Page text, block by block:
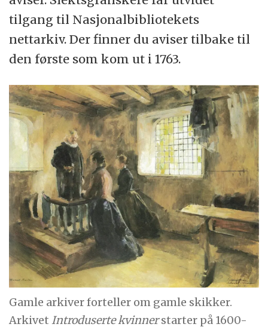
tilgang til Nasjonalbibliotekets
nettarkiv. Der finner du aviser tilbake til
den første som kom ut i 1763.
Gamle arkiver forteller om gamle skikker.
Arkivet Introduserte kvinnerstarter på 1600-